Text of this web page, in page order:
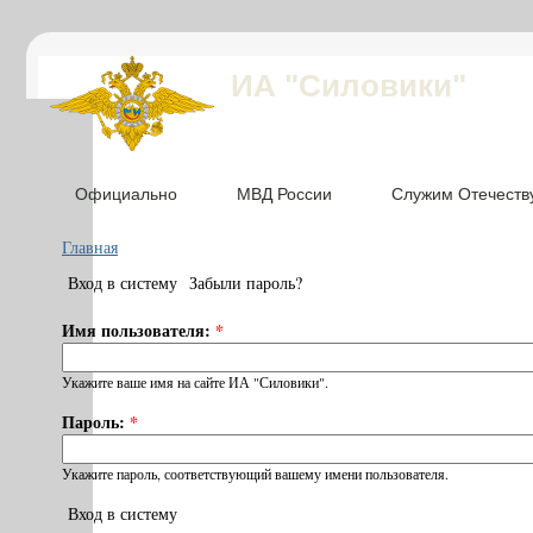
ИА "Силовики"
Официально МВД России Служим
Главная
Вход в систему Забыли пароль?
Имя пользователя: *
Укажите ваше имя на сайте ИА "Силовики".
Пароль: *
Укажите пароль, соответствующий вашему имени пользователя.
Вход в систему